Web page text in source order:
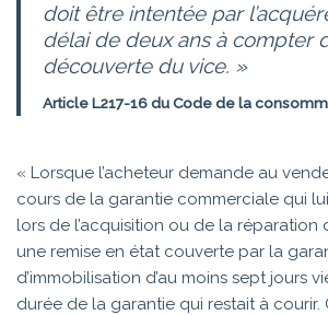
doit être intentée par
délai de deux ans à compter
découverte du vice. »
Article L217-16 du Code de la
« Lorsque l’acheteur demande au
cours de la garantie commerciale qui
lors de l’acquisition ou de la réparation
une remise en état couverte par la
d’immobilisation d’au moins sept jours
durée de la garantie qui restait à